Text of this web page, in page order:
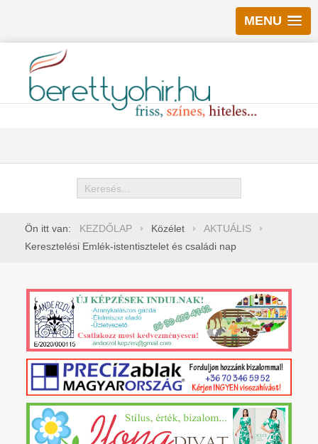
MENU
Keresés
Ön itt van: KEZDŐLAP Közélet
AKTUÁLIS
Keresztelési Emlék-istentisztelet és családi nap